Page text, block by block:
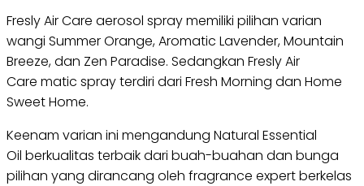
Fresly Air Care aerosol spray memiliki pilihan varian
wangi Summer Orange, Aromatic Lavender, Mountain
Breeze, dan Zen Paradise. Sedangkan Fresly Air
Care matic spray terdiri dari Fresh Morning dan Home
Sweet Home.
Keenam varian ini mengandung Natural Essential
Oil berkualitas terbaik dari buah-buahan dan bunga
pilihan yang dirancang oleh fragrance expert berkelas